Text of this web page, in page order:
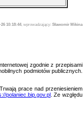
26 10:18:44, wprowadzający: Sławomir Mikina
zgodnie z przepisami
podmiotów publicznych.
prace nad przeniesieniem
polaniec.bip.gov.pl. Ze względu